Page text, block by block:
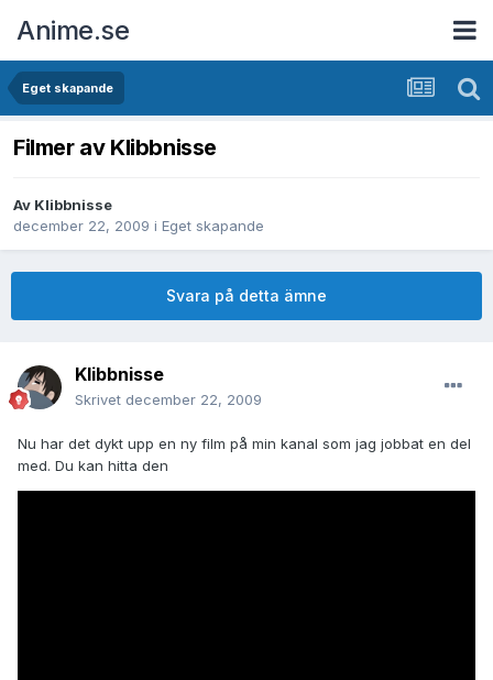
Anime.se
Eget skapande
Filmer av Klibbnisse
Av Klibbnisse
december 22, 2009 i Eget skapande
Svara på detta ämne
Klibbnisse
Skrivet december 22, 2009
Nu har det dykt upp en ny film på min kanal som jag jobbat en del
med. Du kan hitta den